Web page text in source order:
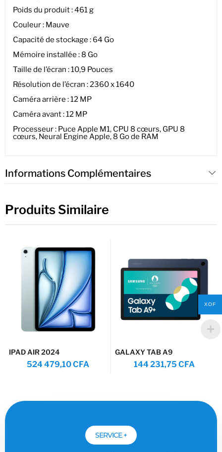
Poids du produit : 461 g
Couleur : Mauve
Capacité de stockage : 64 Go
Mémoire installée : 8 Go
Taille de l’écran : 10,9 Pouces
Résolution de l’écran : 2360 x 1640
Caméra arrière : 12 MP
Caméra avant : 12 MP
Processeur : Puce Apple M1, CPU 8 cœurs, GPU 8
cœurs, Neural Engine Apple, 8 Go de RAM
Informations Complémentaires
Produits Similaire
IPAD AIR 2024
524 479,10CFA
GALAXY TAB A9
144 231,75 CFA
SERVICE +
XOF